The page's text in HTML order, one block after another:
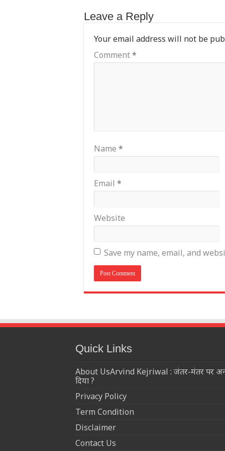
Leave a Reply
Your email address will not be
Comment*
Name *
Email *
Website
Save my name, email, and
Quick Links
About UsArvind Kejriwal : जंतर-मंतर पर
दिया ?
Privacy Policy
Term Condition
Disclaimer
Contact Us